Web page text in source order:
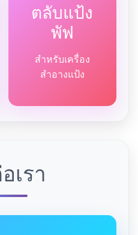
ตลับแป้ง
พัฟ
สำหรับเครื่อง
สำอางแป้ง
เรา